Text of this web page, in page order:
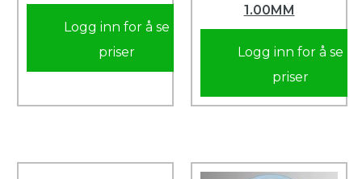
Logg inn for å se
priser
1.00MM
Logg inn for å se
priser